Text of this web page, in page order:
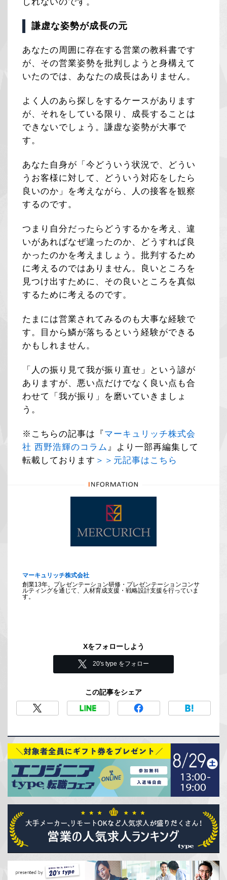
謙虚な姿勢が成長の元
あなたの周囲に存在する営業の教科書です
が、その営業姿勢を批判しようと身構えて
いたのでは、あなたの成長はありません。
よく人のあら探しをするケースがあります
が、それをしている限り、成長することは
できないでしょう。謙虚な姿勢が大事で
す。
あなた自身が「今どういう状況で、どうい
うお客様に対して、どういう対応をしたら
良いのか」を考えながら、人の接客を観察
するのです。
つまり自分だったらどうするかを考え、違
いがあればなぜ違ったのか、どうすれば良
かったのかを考えましょう。批判するため
に考えるのではありません。良いところを
見つけ出すために、その良いところを真似
するために考えるのです。
たまには営業されてみるのも大事な経験で
す。目から鱗が落ちるという経験ができる
かもしれません。
「人の振り見て我が振り直せ」という諺が
ありますが、悪い点だけでなく良い点も合
わせて「我が振り」を磨いていきましょ
う。
※こちらの記事は『マーキュリッチ株式会
社 西野浩輝のコラム 』より一部再編集して
転載しております ＞＞元記事はこちら
マーキュリッチ株式会社
創業13年。プレゼンテーション研修・プレゼンテーションコンサ
ルティングを通じて、人材育成支援・戦略設計支援を行っていま
す。
Xをフォローしよう
20's type をフォロー
この記事をシェア